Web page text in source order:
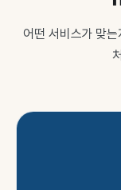
어떤 서비스가 맞